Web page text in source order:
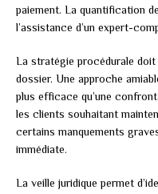
paiement. La quantification
l’assistance d’un expert-
La stratégie procédurale
dossier. Une approche
plus efficace qu’une
les clients souhaitant
certains manquements
immédiate.
La veille juridique permet